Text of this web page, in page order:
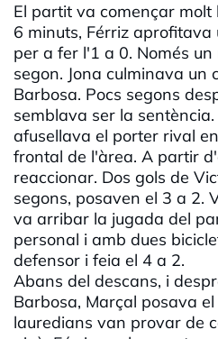
El partit va començar molt
6 minuts, Férriz
per a fer l'1 a 0. Només
segon. Jona culminava
Barbosa. Pocs segons
semblava ser la sentència.
afusellava el porter rival
frontal de l'àrea. A partir
reaccionar. Dos gols de
segons, posaven el 3 a 2.
va arribar la jugada del
personal i amb dues
defensor i feia el 4 a 2.
Abans del descans, i
Barbosa, Marçal posava
lauredians van provar de